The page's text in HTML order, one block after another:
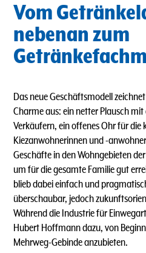
Vom
nebenan zum
Das neue Geschäftsmodell
Charme aus: ein netter Plausch
Verkäufern, ein offenes Ohr für die
Kiezanwohnerinnen und -
Geschäfte in den Wohngebieten
um für die gesamte Familie gut
blieb dabei einfach und
überschaubar, jedoch
Während die Industrie für
Hubert Hoffmann dazu, von
Mehrweg-Gebinde anzubieten.